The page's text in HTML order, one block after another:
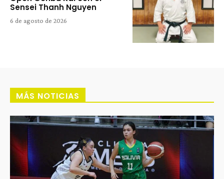
Sensei Thanh Nguyen
6 de agosto de 2026
MÁS NOTICIAS